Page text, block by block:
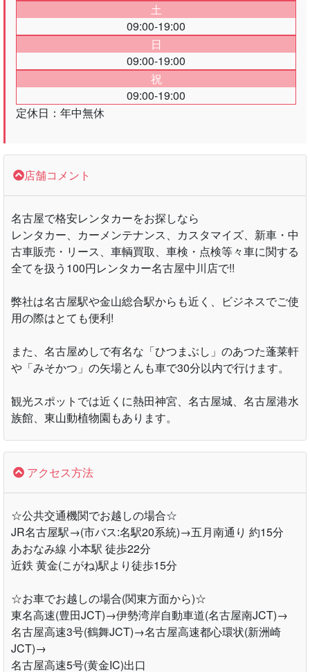
土
09:00-19:00
日
09:00-19:00
祝
09:00-19:00
定休日：年中無休
店舗コメント
名古屋で格安レンタカーをお探しなら
レンタカー、カーメンテナンス、カスタマイズ、新車・中
古車販売・リース、車輌買取、車検・点検等々車に関する
全てを扱う100円レンタカー名古屋中川店で!!
弊社は名古屋駅や金山総合駅からも近く、ビジネスでご使
用の際はとても便利!
また、名古屋めしで有名な「ひつまぶし」のあつた蓬莱軒
や「みそかつ」の矢場とんも車で30分以内で行けます。
観光スポットでは近くに熱田神宮、名古屋城、名古屋港水
族館、東山動植物園もあります。
アクセス方法
☆公共交通機関でお越しの場合☆
JR名古屋駅→(市バス:名駅20系統)→五月南通り 約15分
あおなみ線 小本駅 徒歩22分
近鉄 黄金(こがね)駅より徒歩15分
☆お車でお越しの場合(関東方面から)☆
東名高速(豊田JCT)→伊勢湾岸自動車道(名古屋南JCT)→
名古屋高速3号(鶴舞JCT)→名古屋高速都心環状(新洲崎
JCT)→
名古屋高速5号(黄金IC)出口